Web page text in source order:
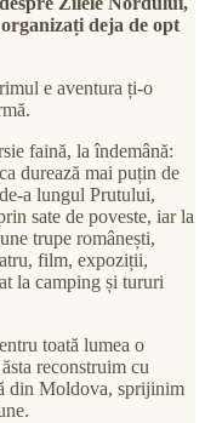
deja de opt
e aventura ți-o
faină, la îndemână:
durează mai puțin de
a lungul Prutului,
sate de poveste, iar la
trupe românești,
film, expoziții,
la camping și tururi
toată lumea o
reconstruim cu
din Moldova, sprijinim